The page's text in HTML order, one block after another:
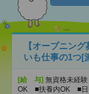
【オープニン
いも仕事の1つ[
[給 与] 無資格未経
OK ■扶養内OK ■日